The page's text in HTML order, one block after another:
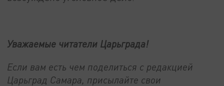
Уважаемые читатели Царьграда!
Если вам есть чем поделиться с редакцией
Царьград Самара, присылайте свои